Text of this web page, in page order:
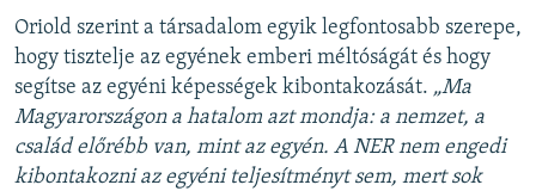
Oriold szerint a társadalom egyik legfontosabb szerepe,
hogy tisztelje az egyének emberi méltóságát és hogy
segítse az egyéni képességek kibontakozását. „Ma
Magyarországon a hatalom azt mondja: a nemzet, a
család előrébb van, mint az egyén. A NER nem engedi
kibontakozni az egyéni teljesítményt sem, mert sok